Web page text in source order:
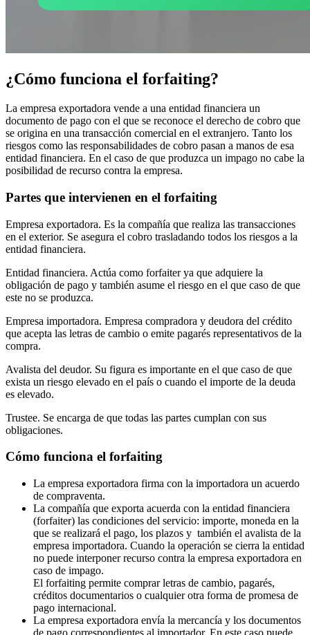
¿Cómo funciona el forfaiting?
La empresa exportadora vende a una entidad financiera un
documento de pago con el que se reconoce el derecho de cobro que
se origina en una transacción comercial en el extranjero. Tanto los
riesgos como las responsabilidades de cobro pasan a manos de esa
entidad financiera. En el caso de que produzca un impago no cabe la
posibilidad de recurso contra la empresa.
Partes que intervienen en el forfaiting
Empresa exportadora. Es la compañía que realiza las transacciones
en el exterior. Se asegura el cobro trasladando todos los riesgos a la
entidad financiera.
Entidad financiera. Actúa como forfaiter ya que adquiere la
obligación de pago y también asume el riesgo en el que caso de que
este no se produzca.
Empresa importadora. Empresa compradora y deudora del crédito
que acepta las letras de cambio o emite pagarés representativos de la
compra.
Avalista del deudor. Su figura es importante en el que caso de que
exista un riesgo elevado en el país o cuando el importe de la deuda
es elevado.
Trustee. Se encarga de que todas las partes cumplan con sus
obligaciones.
Cómo funciona el forfaiting
La empresa exportadora firma con la importadora un acuerdo
de compraventa.
La compañía que exporta acuerda con la entidad financiera
(forfaiter) las condiciones del servicio: importe, moneda en la
que se realizará el pago, los plazos y también el avalista de la
empresa importadora. Cuando la operación se cierra la entidad
no puede interponer recurso contra la empresa exportadora en
caso de impago.
El forfaiting permite comprar letras de cambio, pagarés,
créditos documentarios o cualquier otra forma de promesa de
pago internacional.
La empresa exportadora envía la mercancía y los documentos
de pago correspondientes al importador. En este caso puede